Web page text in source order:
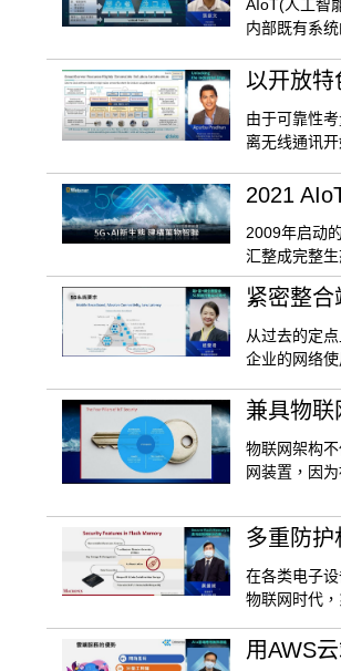
AIoT(人工智
内部既有系
以开放特
由于可靠性
离无线通讯
2021
2009年启动
汇整成完整
紧密整
从过去的定
企业的网络
兼具物联
物联网架构
网装置，因
多重防
在各类电子
物联网时代
用AWS